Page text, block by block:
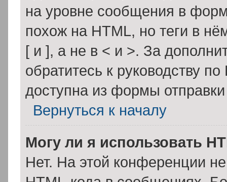
на уровне сообщения в
похож на HTML, но теги в
[ и ], а не в < и >. За
обратитесь к руководству
доступна из формы
Вернуться к началу
Могу ли я использовать
Нет. На этой конференции